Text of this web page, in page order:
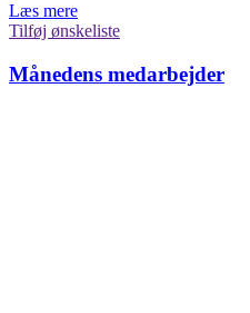
Læs mere
Tilføj ønskeliste
Månedens medarbejder